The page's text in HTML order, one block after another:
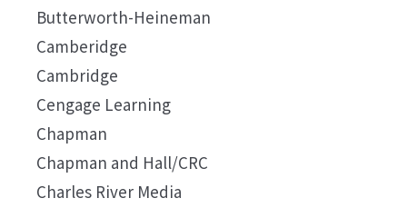
Butterworth-Heineman
Camberidge
Cambridge
Cengage Learning
Chapman
Chapman and Hall/CRC
Charles River Media